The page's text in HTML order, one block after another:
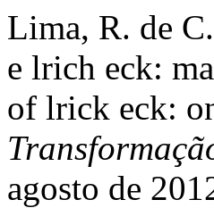
Lima, R. de
e lrich eck:
of lrick eck:
agosto de